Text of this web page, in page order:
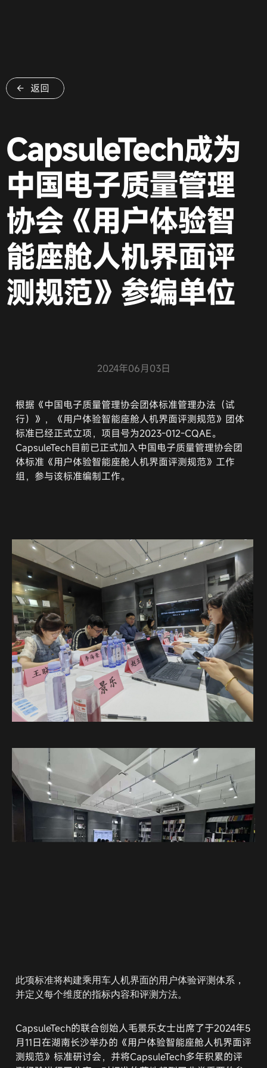
返回
CapsuleTech成为
中国电子质量管理
协会《用户体验智
能座舱人机界面评
测规范》参编单位
2024年06月03日
根据《中国电子质量管理协会团体标准管理办法（试
行）》，《用户体验智能座舱人机界面评测规范》团体
标准已经正式立项，项目号为2023-012-CQAE。
CapsuleTech目前已正式加入中国电子质量管理协会团
体标准《用户体验智能座舱人机界面评测规范》工作
组，参与该标准编制工作。
此项标准将构建乘用车人机界面的用户体验评测体系，
并定义每个维度的指标内容和评测方法。
CapsuleTech的联合创始人毛景乐女士出席了于2024年5
月11日在湖南长沙举办的《用户体验智能座舱人机界面评
测规范》标准研讨会，并将CapsuleTech多年积累的评